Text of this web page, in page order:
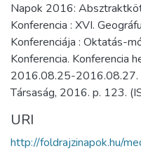
Napok 2016:
Konferencia : XVI.
Konferenciája : Oktatás-
Konferencia. Konferencia
2016.08.25-2016.08.27.
Társaság, 2016. p. 123.
URI
http://foldrajzinapok.hu/